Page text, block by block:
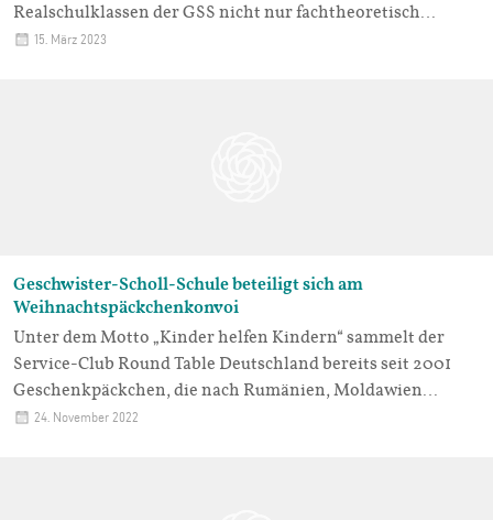
Realschulklassen der GSS nicht nur fachtheoretisch…
15. März 2023
Geschwister-Scholl-Schule beteiligt sich am
Weihnachtspäckchenkonvoi
Unter dem Motto „Kinder helfen Kindern“ sammelt der
Service-Club Round Table Deutschland bereits seit 2001
Geschenkpäckchen, die nach Rumänien, Moldawien…
24. November 2022